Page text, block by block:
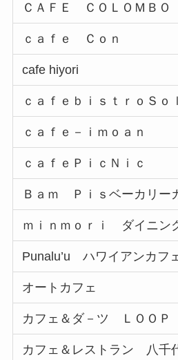
ＣＡＦＥ ＣＯＬＯＭＢＯ
ｃａｆｅ Ｃｏｎ
cafe hiyori
ｃａｆｅｂｉｓｔｒｏＳｏ
ｃａｆｅ－ｉｍｏａｎ
ｃａｆｅＰｉｃＮｉｃ
Ｂａｍ Ｐｉｓベーカリー
ｍｉｎｍｏｒｉ ダイニン
Punalu’u ハワイアンカフ
オートカフェ
カフェ＆ダ－ツ ＬＯＯＰ
カフェ＆レストラン 八千